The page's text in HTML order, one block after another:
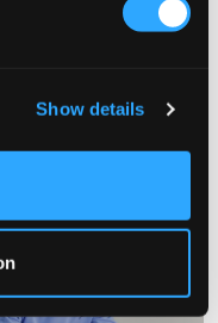
Show details
TOMMY CREW